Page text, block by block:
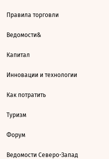
Правила торговли
Ведомости&
Капитал
Инновации и технологии
Как потратить
Туризм
Форум
Ведомости Северо-Запад